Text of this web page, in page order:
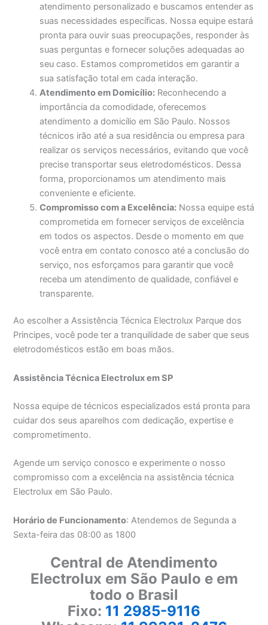
atendimento personalizado e buscamos entender as
suas necessidades específicas. Nossa equipe estará
pronta para ouvir suas preocupações, responder às
suas perguntas e fornecer soluções adequadas ao
seu caso. Estamos comprometidos em garantir a
sua satisfação total em cada interação.
Atendimento em Domicílio: Reconhecendo a
importância da comodidade, oferecemos
atendimento a domicílio em São Paulo. Nossos
técnicos irão até a sua residência ou empresa para
realizar os serviços necessários, evitando que você
precise transportar seus eletrodomésticos. Dessa
forma, proporcionamos um atendimento mais
conveniente e eficiente.
Compromisso com a Excelência: Nossa equipe está
comprometida em fornecer serviços de excelência
em todos os aspectos. Desde o momento em que
você entra em contato conosco até a conclusão do
serviço, nos esforçamos para garantir que você
receba um atendimento de qualidade, confiável e
transparente.
Ao escolher a Assistência Técnica Electrolux Parque dos
Principes, você pode ter a tranquilidade de saber que seus
eletrodomésticos estão em boas mãos.
Assistência Técnica Electrolux em SP
Nossa equipe de técnicos especializados está pronta para
cuidar dos seus aparelhos com dedicação, expertise e
comprometimento.
Agende um serviço conosco e experimente o nosso
compromisso com a excelência na assistência técnica
Electrolux em São Paulo.
Horário de Funcionamento: Atendemos de Segunda a
Sexta-feira das 08:00 as 1800
Central de Atendimento
Electrolux em São Paulo e em
todo o Brasil
Fixo: 11 2985-9116